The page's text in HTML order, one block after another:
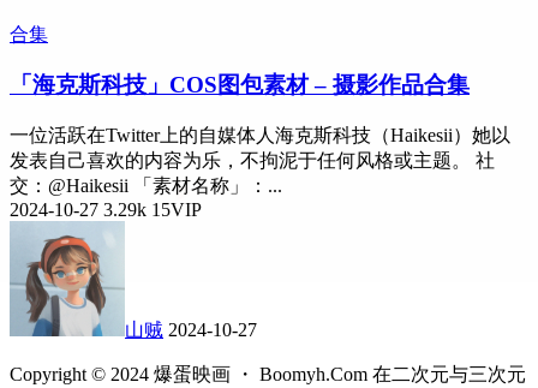
合集
「海克斯科技」COS图包素材 – 摄影作品合集
一位活跃在Twitter上的自媒体人海克斯科技（Haikesii）她以
发表自己喜欢的内容为乐，不拘泥于任何风格或主题。 社
交：@Haikesii 「素材名称」：...
2024-10-27 3.29k 15VIP
山贼 2024-10-27
Copyright © 2024 爆蛋映画 ・ Boomyh.Com 在二次元与三次元